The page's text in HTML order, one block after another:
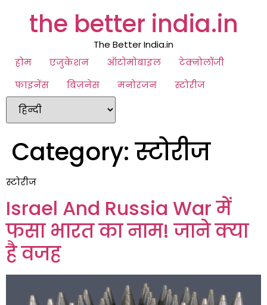
the better india.in
The Better India.in
होम
एजुकेशन ऑटोमोबाइल
टेक्नोलॉजी
फाइनेंस
बिज़नेस मनोरंजन स्टोरीज
Category:स्टोरीज
स्टोरीज
Israel And Russia War में
फसा भारत का नाम! जाने क्या
है वजह